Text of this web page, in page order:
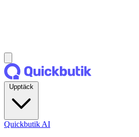
Quickbutik AI